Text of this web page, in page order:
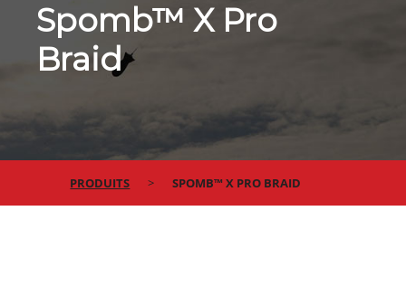
Spomb™ X Pro
Braid
PRODUITS SPOMB™ X PRO BRAID